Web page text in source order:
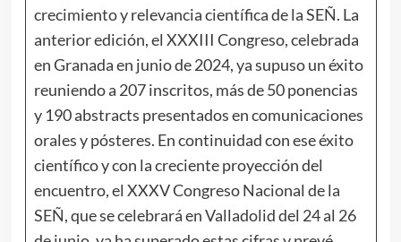
crecimiento y relevancia científica de la SEÑ. La
anterior edición, el XXXIII Congreso, celebrada
en Granada en junio de 2024, ya supuso un éxito
reuniendo a 207 inscritos, más de 50 ponencias
y 190 abstracts presentados en comunicaciones
orales y pósteres. En continuidad con ese éxito
científico y con la creciente proyección del
encuentro, el XXXV Congreso Nacional de la
SEÑ, que se celebrará en Valladolid del 24 al 26